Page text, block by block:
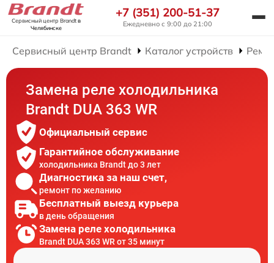
Сервисный центр Brandtв
Челябинске
+7 (351) 200-51-37
Ежедневно с 9:00 до 21:00
Сервисный центр Brandt Каталог устройств
Замена реле холодильника
Brandt DUA 363 WR
Официальный сервис
Гарантийное обслуживание
холодильника Brandt до 3 лет
Диагностика за наш счет,
ремонт по желанию
Бесплатный выезд курьера
в день обращения
Замена реле холодильника
Brandt DUA 363 WR от 35 минут